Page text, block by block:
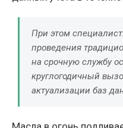
При этом
проведения
на срочную службу
круглогодичный
актуализации баз